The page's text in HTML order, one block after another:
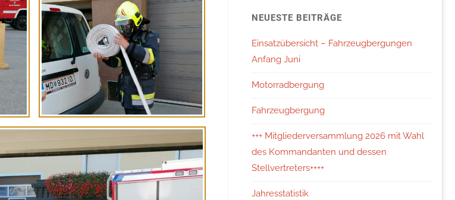
NEUESTE BEITRÄGE
Einsatzübersicht – Fahrzeugbergungen
Anfang Juni
Motorradbergung
Fahrzeugbergung
+++ Mitgliederversammlung 2026 mit Wahl
des Kommandanten und dessen
Stellvertreters++++
Jahresstatistik